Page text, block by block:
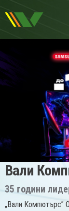
Вали
35 години
„Вали Компютърс”